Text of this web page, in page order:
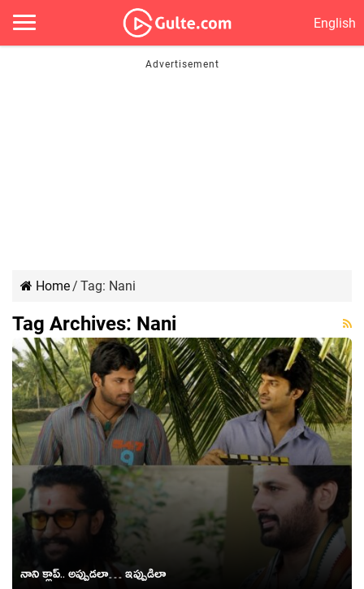
English
Home/ Tag: Nani
Tag Archives: Nani
నాని క్లాప్.. అప్పుడలా… ఇప్పుడిలా